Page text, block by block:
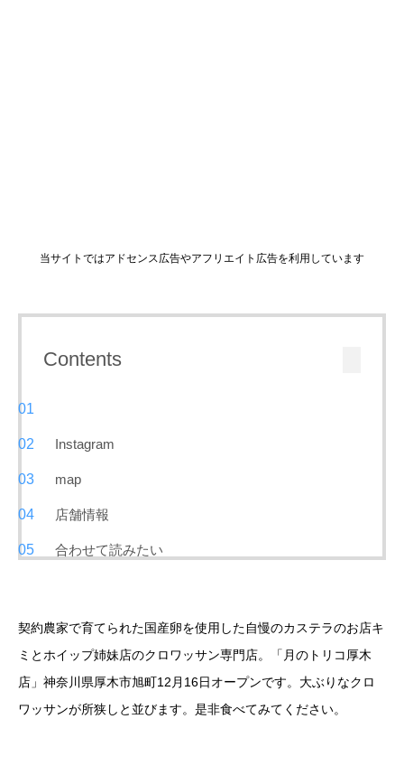
当サイトではアドセンス広告やアフリエイト広告を利用しています
Contents
Instagram
map
店舗情報
合わせて読みたい
契約農家で育てられた国産卵を使用した自慢のカステラのお店キ
ミとホイップ姉妹店のクロワッサン専門店。「月のトリコ厚木
店」神奈川県厚木市旭町12月16日オープンです。大ぶりなクロ
ワッサンが所狭しと並びます。是非食べてみてください。